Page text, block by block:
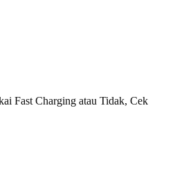
Fast Charging atau Tidak, Cek